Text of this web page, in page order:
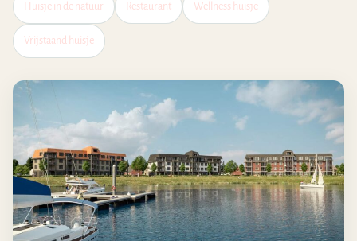
Huisje in de natuur Restaurant Wellness huisje
Vrijstaand huisje